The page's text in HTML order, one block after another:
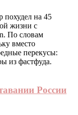
на 45
жизни с
По словам
вместо
перекусы:
из фастфуда.
России